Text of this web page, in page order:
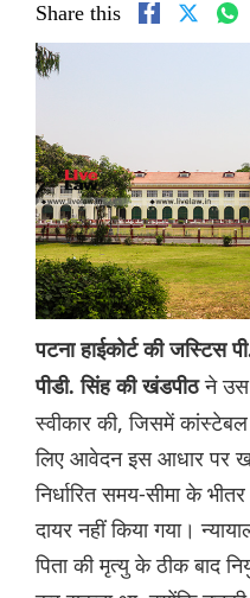
Share this
पटना हाईकोर्ट की जस्टिस
पीडी. सिंह की खंडपीठने उस
स्वीकार की, जिसमें
लिए आवेदन इस आधार पर
निर्धारित समय-सीमा के
दायर नहीं किया गया।
पिता की मृत्यु के ठीक बाद